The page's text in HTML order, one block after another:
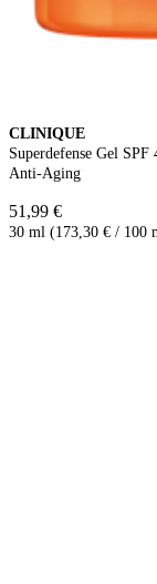
CLINIQUE
Superdefense Gel SPF
Anti-Aging
51,99 €
30 ml (173,30 € / 100